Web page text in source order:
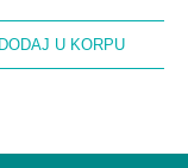
DODAJ U KORPU